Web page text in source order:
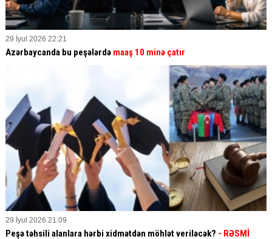
29 İyul 2026 22:21
Azərbaycanda bu peşələrdə maaş 10 minə çatır
29 İyul 2026 21:09
Peşə təhsili alanlara hərbi xidmətdən möhlət veriləcək? - RƏSMİ